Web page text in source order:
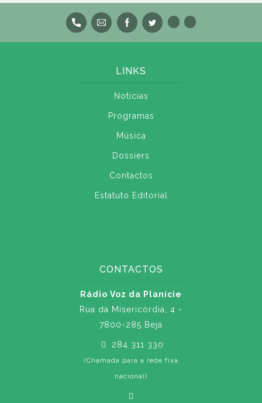
LINKS
Notícias
Programas
Música
Dossiers
Contactos
Estatuto Editorial
CONTACTOS
Rádio Voz da Planície
Rua da Misericórdia, 4 -
7800-285 Beja
284 311 330
(Chamada para a rede fixa
nacional)